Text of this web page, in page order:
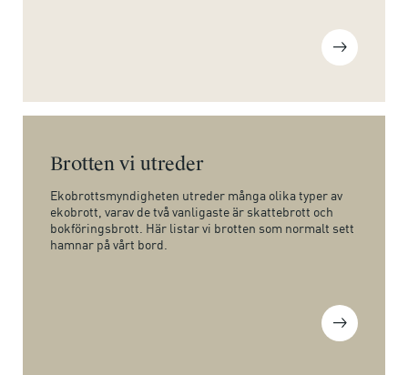
Brotten vi utreder
Ekobrottsmyndigheten utreder många olika typer av
ekobrott, varav de två vanligaste är skattebrott och
bokföringsbrott. Här listar vi brotten som normalt sett
hamnar på vårt bord.